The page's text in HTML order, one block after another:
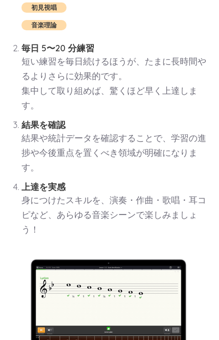
初見視唱
音楽理論
毎日 5〜20 分練習
短い練習を毎日続けるほうが、たまに長時間や
るよりさらに効果的です。
集中して取り組めば、驚くほど早く上達しま
す。
結果を確認
結果や統計データを確認することで、学習の進
捗や今後重点を置くべき領域が明確になりま
す。
上達を実感
身につけたスキルを、演奏・作曲・歌唱・耳コ
ピなど、あらゆる音楽シーンで楽しみましょ
う！